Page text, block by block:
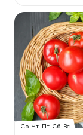
Ср Чт Пт Сб Вс